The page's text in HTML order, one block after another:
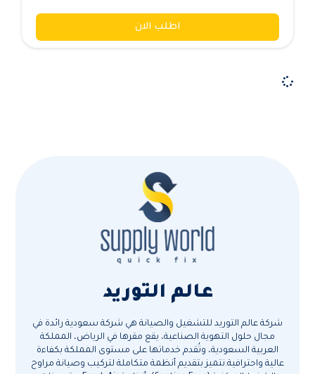
اطلب الان
عالم التوريد
شركة عالم التوريد للتشغيل والصيانة هي شركة سعودية رائدة في
مجال حلول التهوية الصناعية، يقع مقرها في الرياض، المملكة
العربية السعودية، وتُقدم خدماتها على مستوى المملكة بكفاءة
عالية واحترافية.نتميز بتقديم أنظمة متكاملة لتركيب وصيانة مراوح